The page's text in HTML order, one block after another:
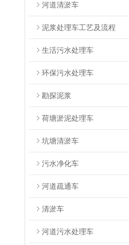
河道清淤车
泥浆处理车工艺及流程
生活污水处理车
环保污水处理车
勘探泥浆
荷塘淤泥处理车
坑塘清淤车
污水净化车
河道疏通车
清淤车
河道污水处理车